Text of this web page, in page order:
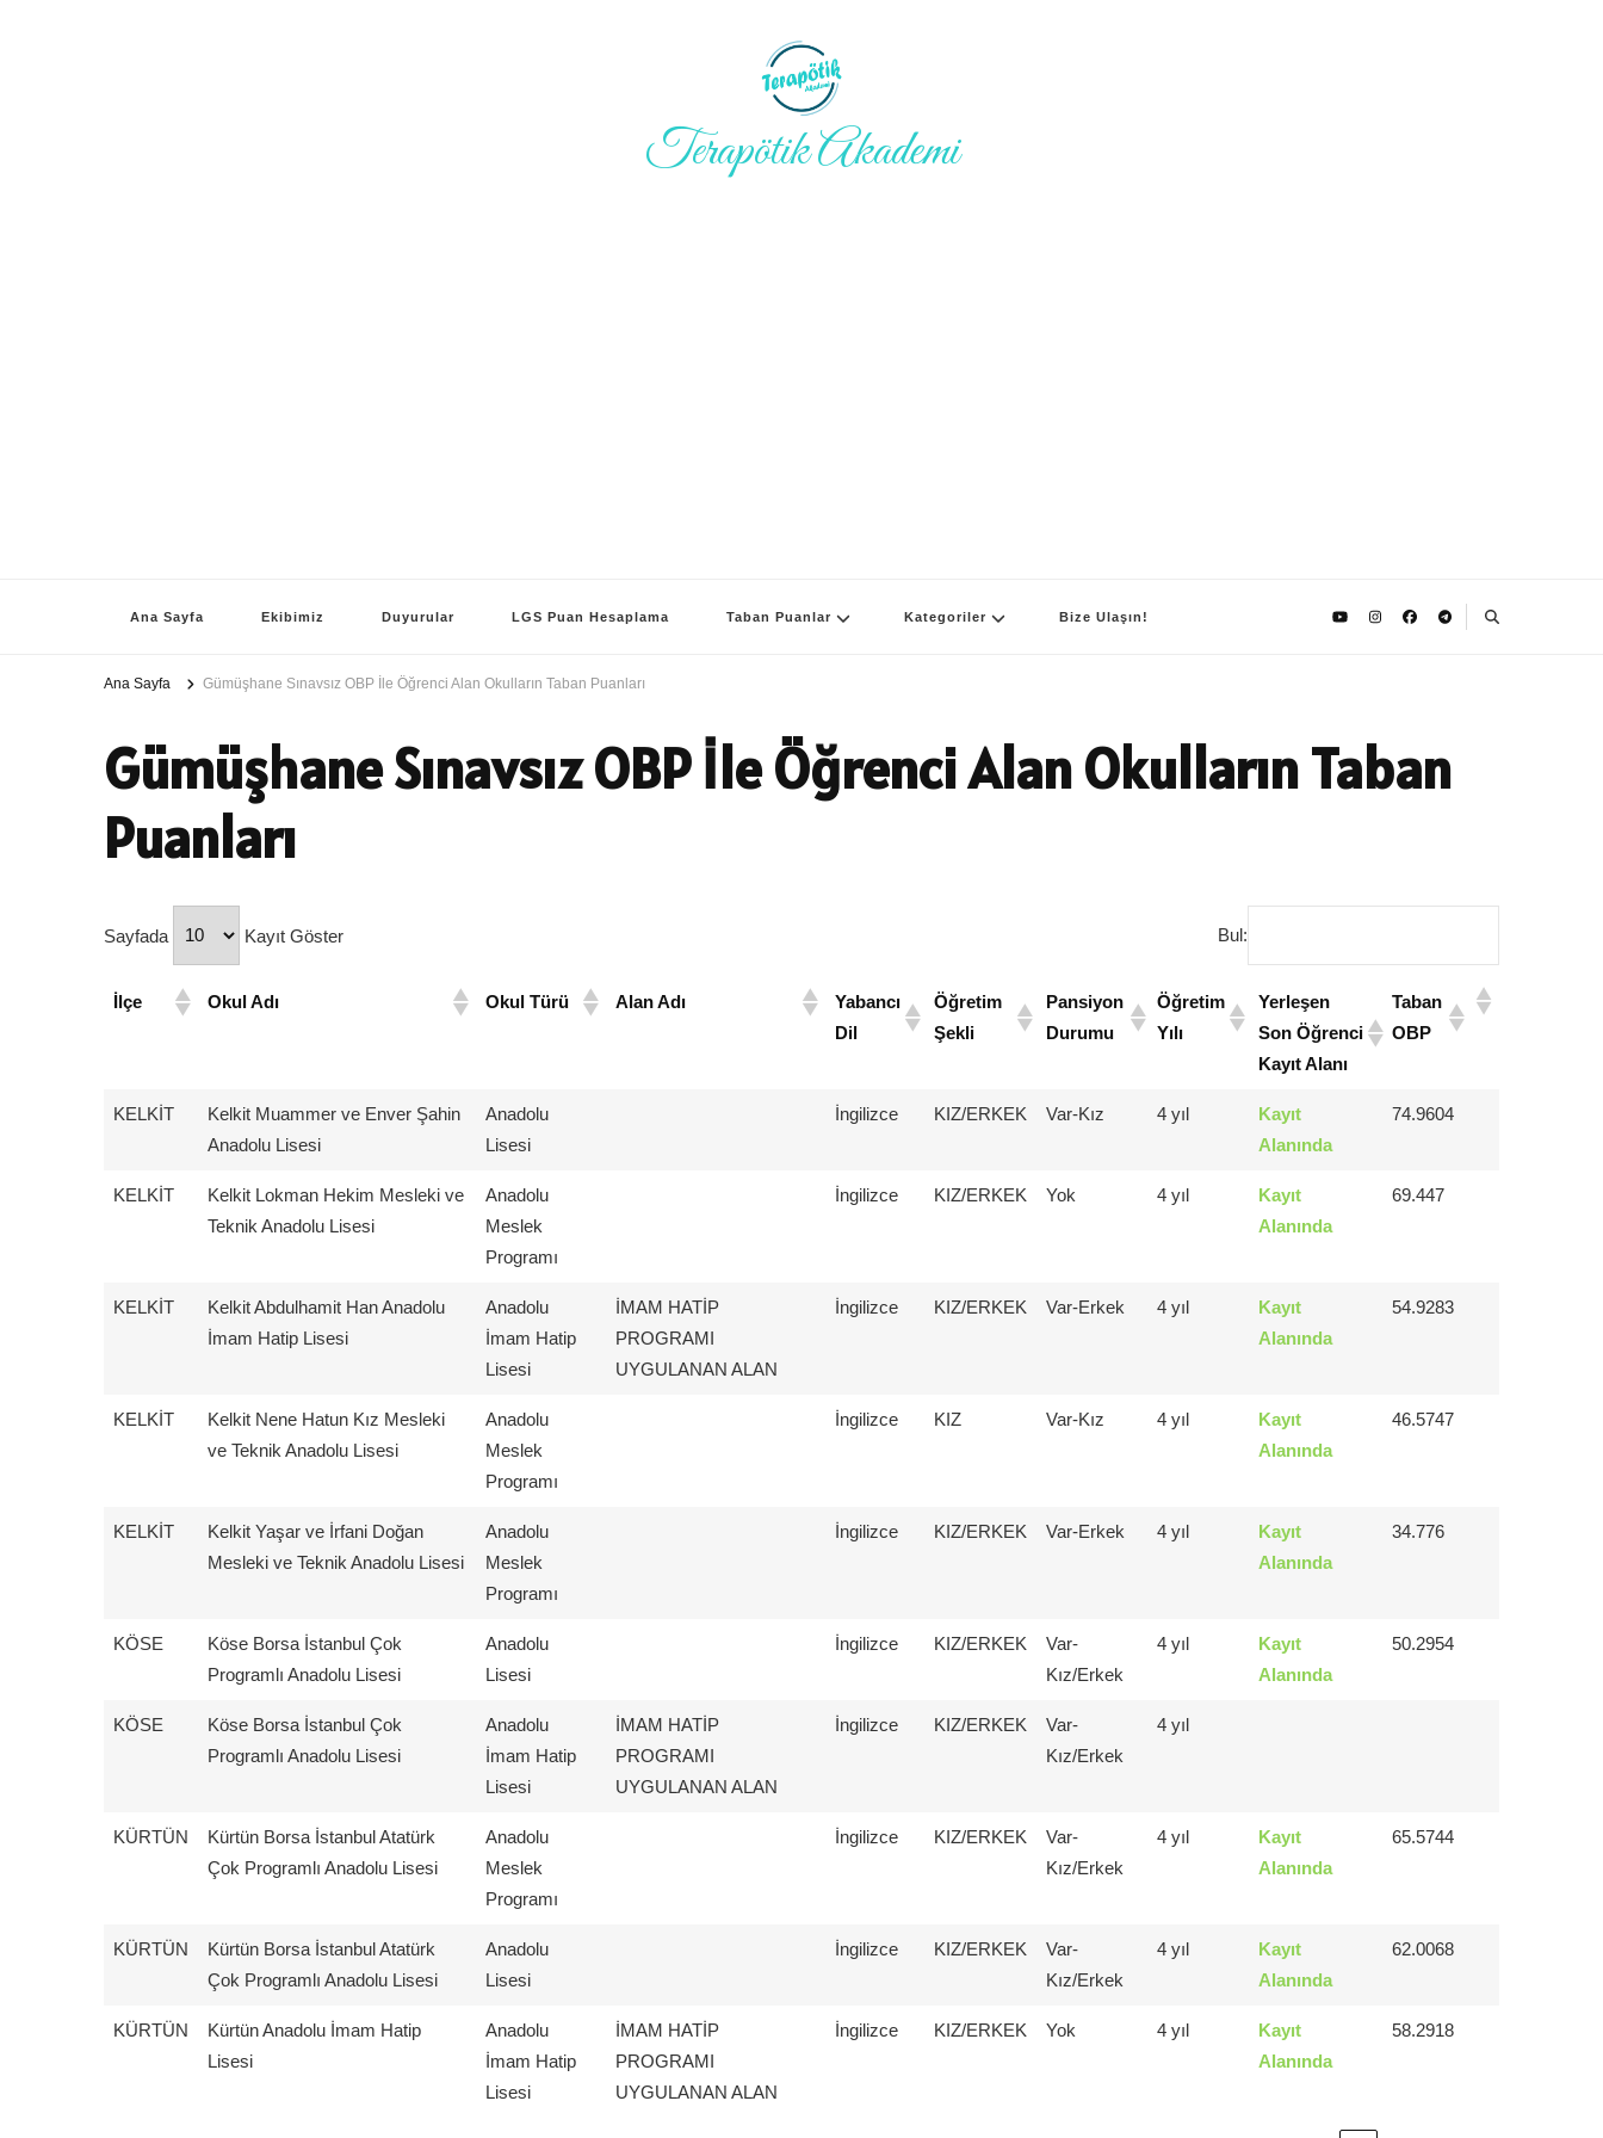
Terapötik Akademi
Ana Sayfa Ekibimiz Duyurular LGS Puan Hesaplama Taban Puanlar Kategoriler Bize Ulaşın!
Ana Sayfa Gümüşhane Sınavsız OBP İle Öğrenci Alan Okulların Taban Puanları
Gümüşhane Sınavsız OBP İle Öğrenci Alan Okulların Taban
Puanları
Sayfada Kayıt Göster Bul:
İlçe Okul Adı Okul Türü Alan Adı
Yabancı
Dil
Öğretim
Şekli
Pansiyon
Durumu
Öğretim
Yılı
Yerleşen
Son Öğrenci
Kayıt Alanı
Taban
OBP
KELKİT
Kelkit Muammer ve Enver Şahin
Anadolu Lisesi
Anadolu
Lisesi
İngilizce KIZ/ERKEK Var-Kız 4 yıl
Kayıt
Alanında
74.9604
KELKİT
Kelkit Lokman Hekim Mesleki ve
Teknik Anadolu Lisesi
Anadolu
Meslek
Programı
İngilizce KIZ/ERKEK Yok 4 yıl
Kayıt
Alanında
69.447
KELKİT
Kelkit Abdulhamit Han Anadolu
İmam Hatip Lisesi
Anadolu
İmam Hatip
Lisesi
İMAM HATİP
PROGRAMI
UYGULANAN ALAN
İngilizce KIZ/ERKEK Var-Erkek 4 yıl
Kayıt
Alanında
54.9283
KELKİT
Kelkit Nene Hatun Kız Mesleki
ve Teknik Anadolu Lisesi
Anadolu
Meslek
Programı
İngilizce KIZ Var-Kız 4 yıl
Kayıt
Alanında
46.5747
KELKİT
Kelkit Yaşar ve İrfani Doğan
Mesleki ve Teknik Anadolu Lisesi
Anadolu
Meslek
Programı
İngilizce KIZ/ERKEK Var-Erkek 4 yıl
Kayıt
Alanında
34.776
KÖSE
Köse Borsa İstanbul Çok
Programlı Anadolu Lisesi
Anadolu
Lisesi
İngilizce KIZ/ERKEK
Var-
Kız/Erkek
4 yıl
Kayıt
Alanında
50.2954
KÖSE
Köse Borsa İstanbul Çok
Programlı Anadolu Lisesi
Anadolu
İmam Hatip
Lisesi
İMAM HATİP
PROGRAMI
UYGULANAN ALAN
İngilizce KIZ/ERKEK
Var-
Kız/Erkek
4 yıl
KÜRTÜN
Kürtün Borsa İstanbul Atatürk
Çok Programlı Anadolu Lisesi
Anadolu
Meslek
Programı
İngilizce KIZ/ERKEK
Var-
Kız/Erkek
4 yıl
Kayıt
Alanında
65.5744
KÜRTÜN
Kürtün Borsa İstanbul Atatürk
Çok Programlı Anadolu Lisesi
Anadolu
Lisesi
İngilizce KIZ/ERKEK
Var-
Kız/Erkek
4 yıl
Kayıt
Alanında
62.0068
KÜRTÜN
Kürtün Anadolu İmam Hatip
Lisesi
Anadolu
İmam Hatip
Lisesi
İMAM HATİP
PROGRAMI
UYGULANAN ALAN
İngilizce KIZ/ERKEK Yok 4 yıl
Kayıt
Alanında
58.2918